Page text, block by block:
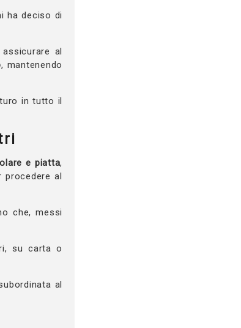
ha deciso di
al
, mantenendo
in tutto il
e piatta,
al
che, messi
su carta o
al